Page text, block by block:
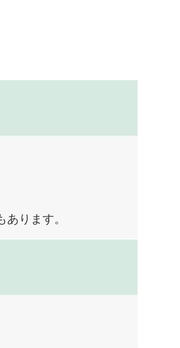
ります。